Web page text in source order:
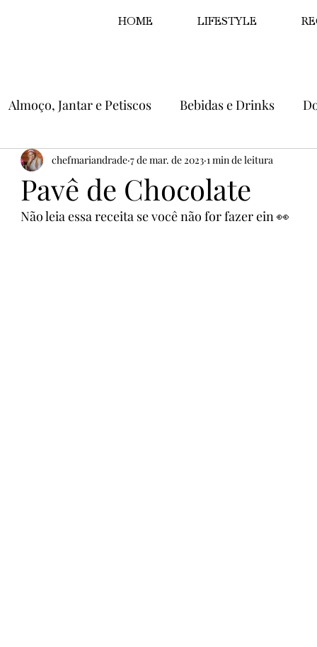
HOME LIFESTYLE
Almoço, Jantar e Petiscos Bebidas e Drinks
Pavê de Chocolate
chefmariandrade 7 de mar. de 2023 1 min de leitura
Não leia essa receita se você não for fazer ein 👀